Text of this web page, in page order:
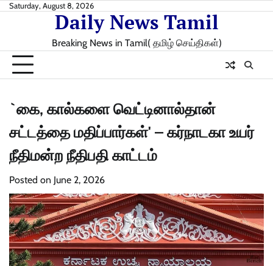
SkipSaturday, August 8, 2026
Daily News Tamil
Breaking News in Tamil( தமிழ் செய்திகள்)
`கை, கால்களை வெட்டினால்தான்
சட்டத்தை மதிப்பார்கள்' – கர்நாடகா உயர்
நீதிமன்ற நீதிபதி காட்டம்
Posted on June 2, 2026